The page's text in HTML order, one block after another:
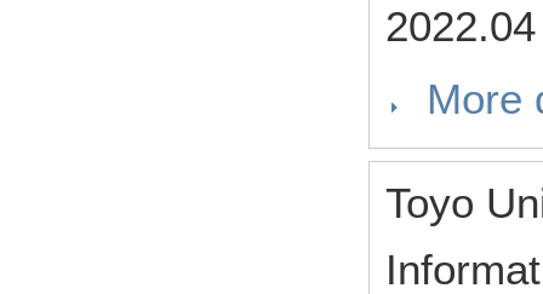
2022.04
More
Toyo